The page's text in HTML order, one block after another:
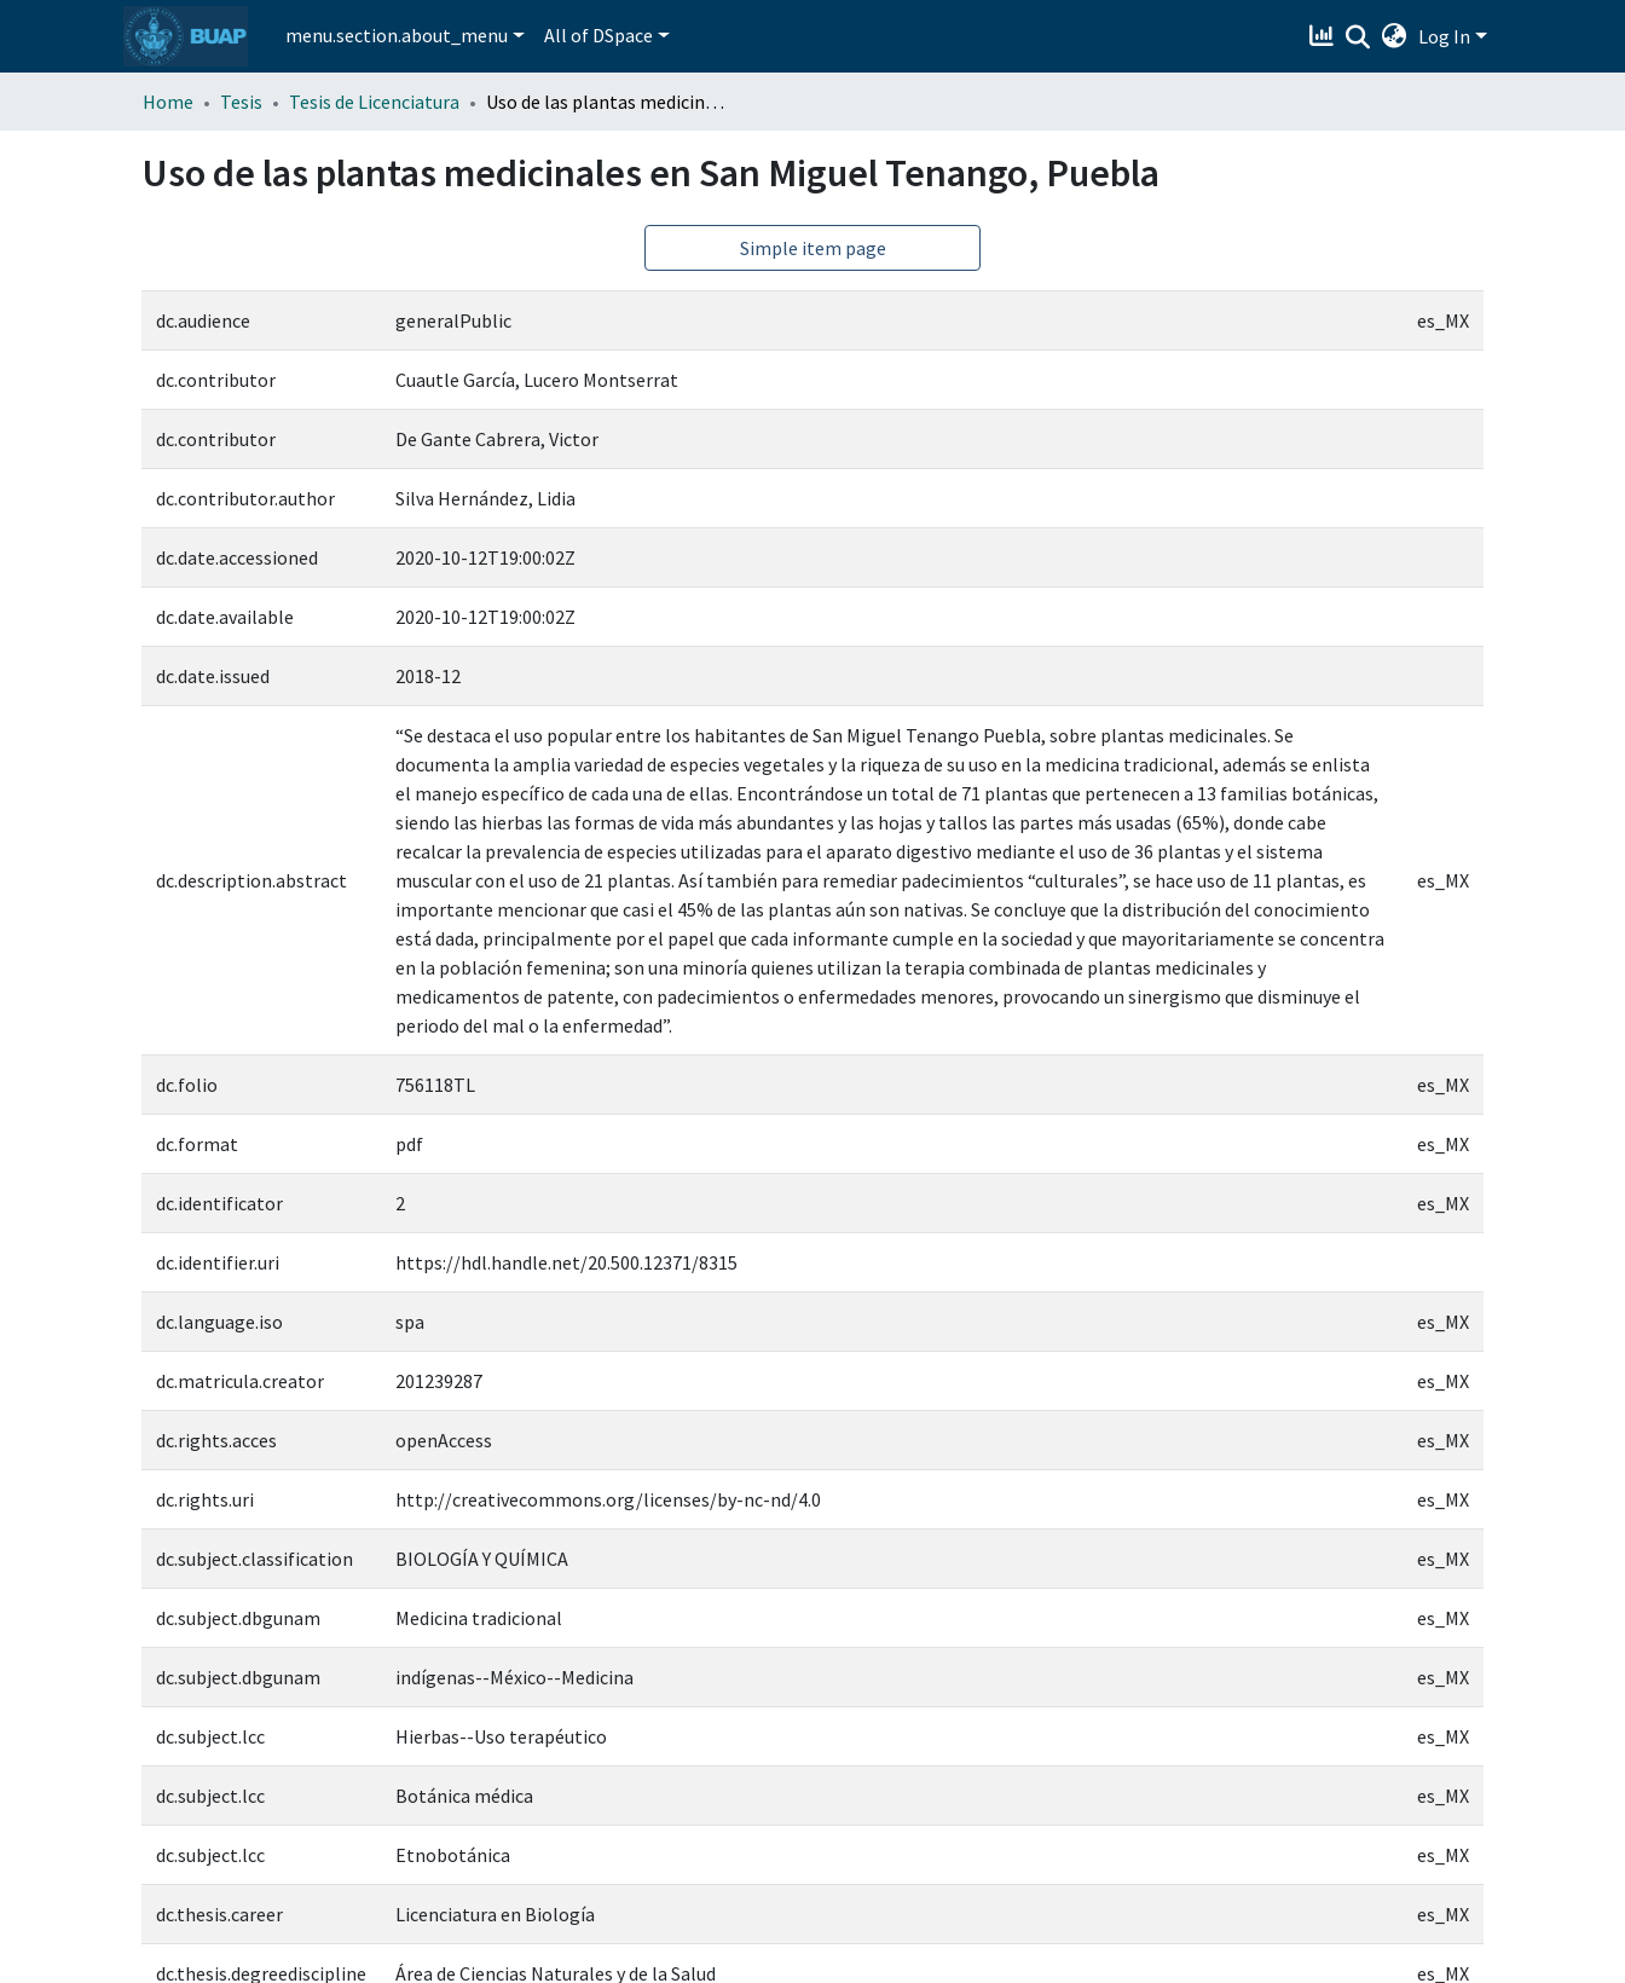
menu.section.about_menu All of DSpace Log In
Home Tesis Tesis de Licenciatura Uso de las plantas medicinales en San Miguel Tenango, Puebla
Uso de las plantas medicinales en San Miguel Tenango, Puebla
Simple item page
dc.audience generalPublic es_MX
dc.contributor Cuautle García, Lucero Montserrat
dc.contributor De Gante Cabrera, Victor
dc.contributor.author Silva Hernández, Lidia
dc.date.accessioned 2020-10-12T19:00:02Z
dc.date.available 2020-10-12T19:00:02Z
dc.date.issued 2018-12
dc.description.abstract
“Se destaca el uso popular entre los habitantes de San Miguel Tenango Puebla, sobre plantas medicinales. Se
documenta la amplia variedad de especies vegetales y la riqueza de su uso en la medicina tradicional, además se enlista
el manejo específico de cada una de ellas. Encontrándose un total de 71 plantas que pertenecen a 13 familias botánicas,
siendo las hierbas las formas de vida más abundantes y las hojas y tallos las partes más usadas (65%), donde cabe
recalcar la prevalencia de especies utilizadas para el aparato digestivo mediante el uso de 36 plantas y el sistema
muscular con el uso de 21 plantas. Así también para remediar padecimientos “culturales”, se hace uso de 11 plantas, es
importante mencionar que casi el 45% de las plantas aún son nativas. Se concluye que la distribución del conocimiento
está dada, principalmente por el papel que cada informante cumple en la sociedad y que mayoritariamente se concentra
en la población femenina; son una minoría quienes utilizan la terapia combinada de plantas medicinales y
medicamentos de patente, con padecimientos o enfermedades menores, provocando un sinergismo que disminuye el
periodo del mal o la enfermedad”.
es_MX
dc.folio 756118TL es_MX
dc.format pdf es_MX
dc.identificator 2 es_MX
dc.identifier.uri https://hdl.handle.net/20.500.12371/8315
dc.language.iso spa es_MX
dc.matricula.creator 201239287 es_MX
dc.rights.acces openAccess es_MX
dc.rights.uri http://creativecommons.org/licenses/by-nc-nd/4.0 es_MX
dc.subject.classification BIOLOGÍA Y QUÍMICA es_MX
dc.subject.dbgunam Medicina tradicional es_MX
dc.subject.dbgunam indígenas--México--Medicina es_MX
dc.subject.lcc Hierbas--Uso terapéutico es_MX
dc.subject.lcc Botánica médica es_MX
dc.subject.lcc Etnobotánica es_MX
dc.thesis.career Licenciatura en Biología es_MX
dc.thesis.degreediscipline Área de Ciencias Naturales y de la Salud es_MX